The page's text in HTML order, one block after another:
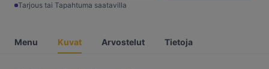
Tarjous tai Tapahtuma saatavilla
Menu Kuvat Arvostelut Tietoja